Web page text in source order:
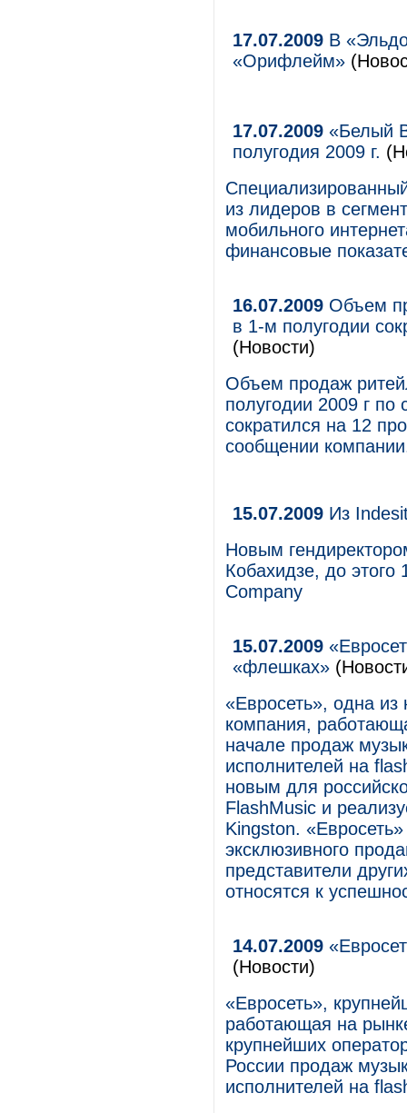
17.07.2009 В
«Орифлейм»
17.07.2009 «Белый
полугодия 2009 г.
из лидеров в
мобильного
финансовые
16.07.2009 Объем
в 1-м полугодии
(Новости)
Объем продаж
полугодии 2009 г
сократился на 12
сообщении
15.07.2009 Из
Новым
Кобахидзе, до этого
Company
15.07.2009
«флешках»
«Евросеть», одна
компания,
начале продаж
исполнителей на
новым для
FlashMusic и
Kingston.
эксклюзивного
представители
относятся к
14.07.2009
(Новости)
«Евросеть»,
работающая на
крупнейших
России продаж
исполнителей на